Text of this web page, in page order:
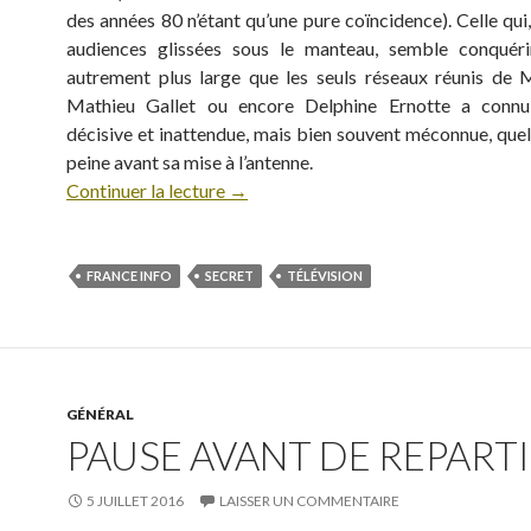
des années 80 n’étant qu’une pure coïncidence). Celle
audiences glissées sous le manteau, semble
autrement plus large que les seuls réseaux réunis de
Mathieu Gallet ou encore Delphine Ernotte a
décisive et inattendue, mais bien souvent méconnue,
peine avant sa mise à l’antenne.
Continuer la lecture →
FRANCE INFO SECRET TÉLÉVISION
GÉNÉRAL
PAUSE AVANT DE
5 JUILLET 2016 LAISSER UN COMMENTAIRE